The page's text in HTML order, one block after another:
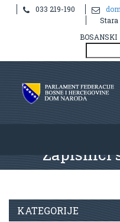
033 219-190
BOSANSKI
Zapisnici
KATEGORIJE